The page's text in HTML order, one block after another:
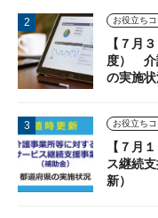
【７月
度） 介
の実施状
【７月
ス継続
新）